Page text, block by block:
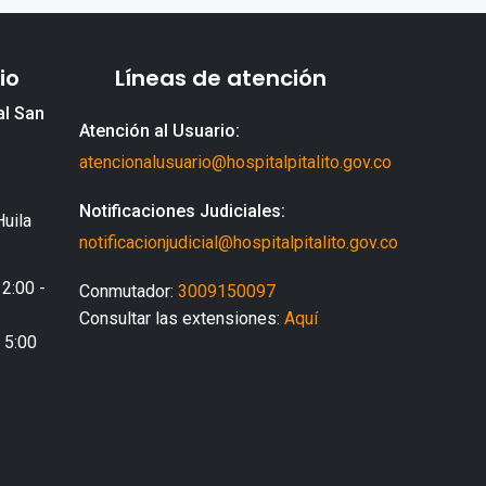
San
-
5:00
Líneas de atención
Atención al Usuario:
atencionalusuario@hospitalpitalito.gov.co
Notificaciones Judiciales:
notificacionjudicial@hospitalpitalito.gov.co
Conmutador: 3009150097
Consultar las extensiones: Aquí